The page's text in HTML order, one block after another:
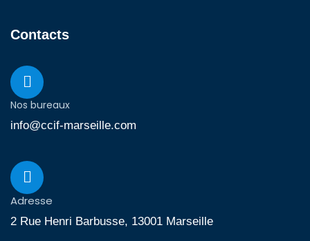
Contacts
Nos bureaux
info@ccif-marseille.com
Adresse
2 Rue Henri Barbusse, 13001 Marseille